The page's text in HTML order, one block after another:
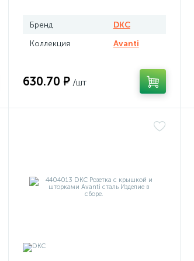
Бренд
DKC
Коллекция
Avanti
630.70 ₽ /шт